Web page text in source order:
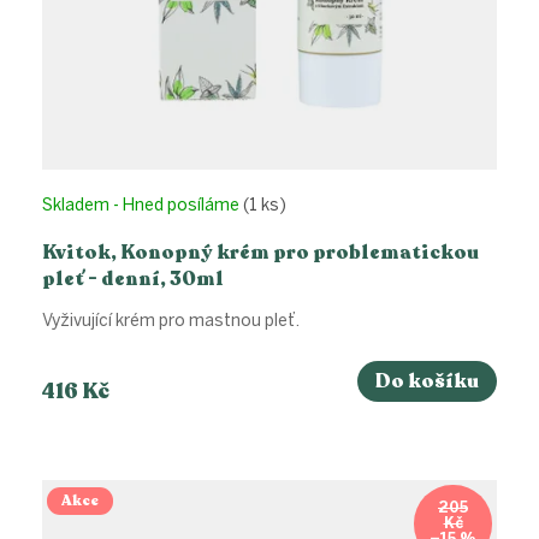
Kvitok, Konopný krém pro problematickou
pleť - denní, 30ml
Skladem - Hned posíláme (1 ks)
416 Kč Do košíku
Vyživující krém pro mastnou pleť.
Akce
205
Kč